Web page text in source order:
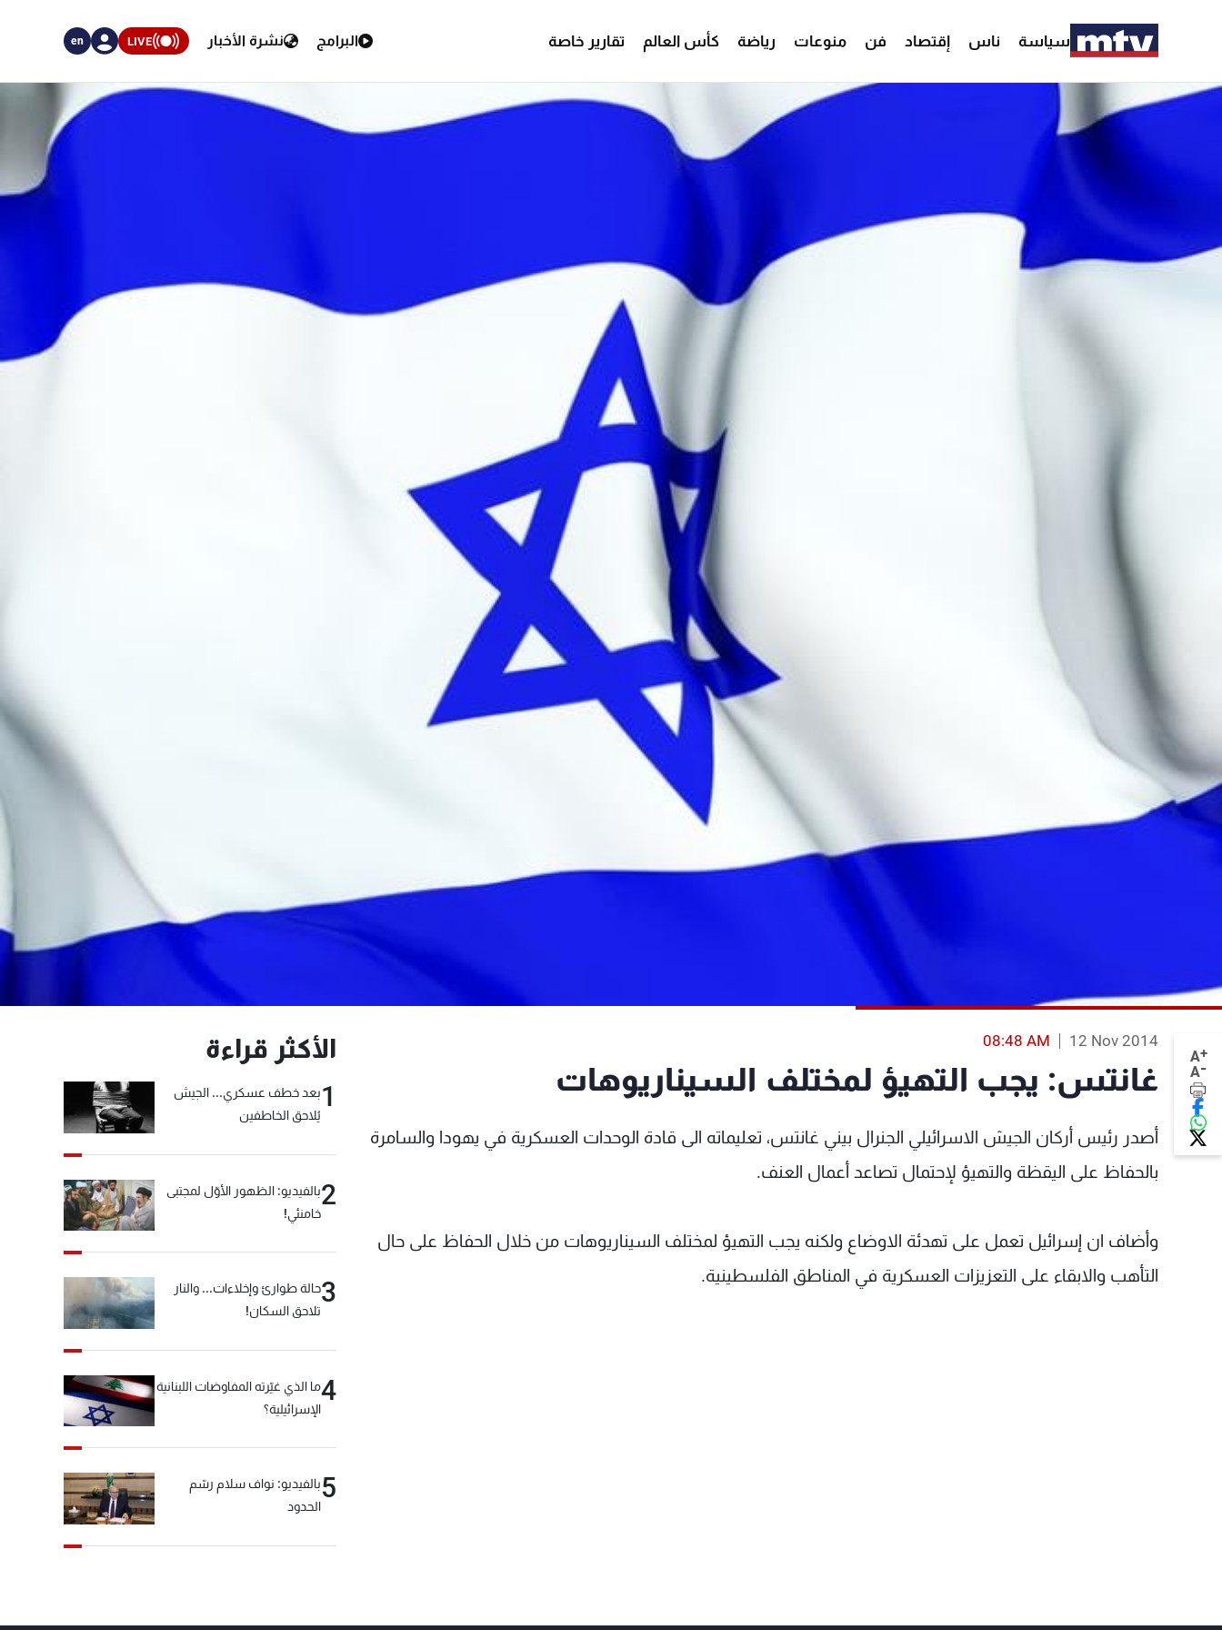
سياسة ناس إقتصاد فن منوعات رياضة كأس العالم تقارير خاصة البرامج نشرة الأخبار LIVE
en
A+
A-
12 Nov 2014
08:48 AM
غانتس: يجب التهيؤ لمختلف السيناريوهات
أصدر رئيس أركان الجيش الاسرائيلي الجنرال بيني غانتس، تعليماته الى قادة الوحدات العسكرية في يهودا والسامرة
بالحفاظ على اليقظة والتهيؤ لإحتمال تصاعد أعمال العنف.
وأضاف ان إسرائيل تعمل على تهدئة الاوضاع ولكنه يجب التهيؤ لمختلف السيناريوهات من خلال الحفاظ على حال
التأهب والابقاء على التعزيزات العسكرية في المناطق الفلسطينية.
الأكثر قراءة
1بعد خطف عسكري... الجيش
يُلاحق الخاطفين
2بالفيديو: الظهور الأوّل لمجتبى
خامنئي!
3حالة طوارئ وإخلاءات... والنار
تلاحق السكان!
4ما الذي غيّرته المفاوضات اللبنانية
الإسرائيلية؟
5بالفيديو: نواف سلام رسّم
الحدود